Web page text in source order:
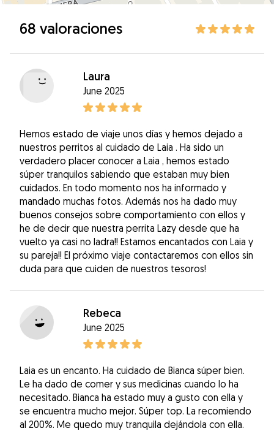
68 valoraciones
Laura
June 2025
Hemos estado de viaje unos días y hemos dejado a
nuestros perritos al cuidado de Laia . Ha sido un
verdadero placer conocer a Laia , hemos estado
súper tranquilos sabiendo que estaban muy bien
cuidados. En todo momento nos ha informado y
mandado muchas fotos. Además nos ha dado muy
buenos consejos sobre comportamiento con ellos y
he de decir que nuestra perrita Lazy desde que ha
vuelto ya casi no ladra!! Estamos encantados con Laia y
su pareja!! El próximo viaje contactaremos con ellos sin
duda para que cuiden de nuestros tesoros!
Rebeca
June 2025
Laia es un encanto. Ha cuidado de Bianca súper bien.
Le ha dado de comer y sus medicinas cuando lo ha
necesitado. Bianca ha estado muy a gusto con ella y
se encuentra mucho mejor. Súper top. La recomiendo
al 200%. Me quedo muy tranquila dejándola con ella.